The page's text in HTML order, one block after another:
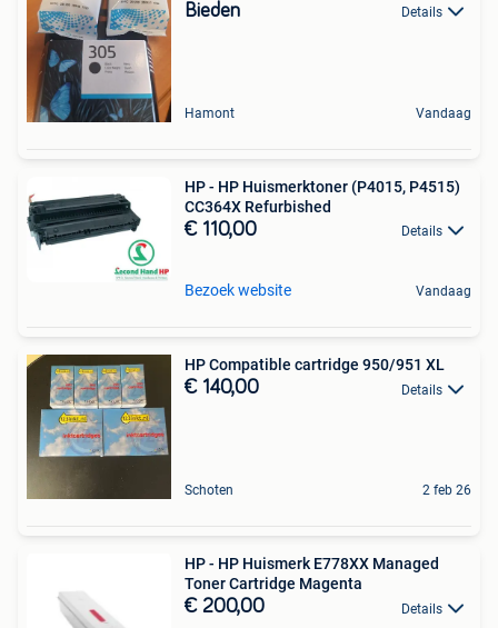
Bieden Details
Hamont Vandaag
HP - HP Huismerktoner (P4015, P4515)
CC364X Refurbished
€ 110,00 Details
Bezoek website Vandaag
HP Compatible cartridge 950/951 XL
€ 140,00 Details
Schoten 2 feb 26
HP - HP Huismerk E778XX Managed
Toner Cartridge Magenta
€ 200,00 Details